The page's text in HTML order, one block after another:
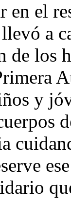
en el
a
de los
y